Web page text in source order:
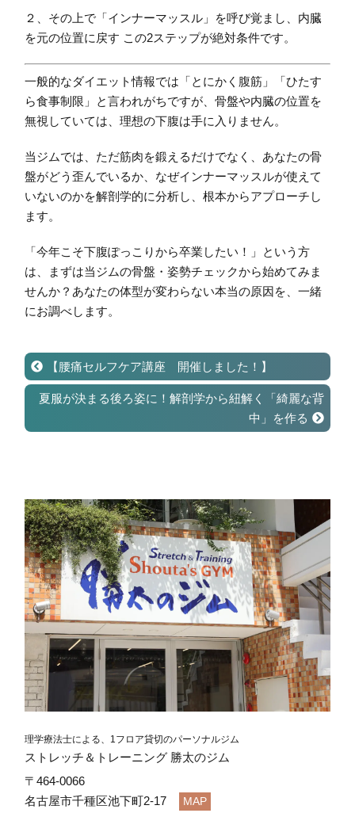
２、その上で「インナーマッスル」を呼び覚まし、内臓
を元の位置に戻す この2ステップが絶対条件です。
一般的なダイエット情報では「とにかく腹筋」「ひたす
ら食事制限」と言われがちですが、骨盤や内臓の位置を
無視していては、理想の下腹は手に入りません。
当ジムでは、ただ筋肉を鍛えるだけでなく、あなたの骨
盤がどう歪んでいるか、なぜインナーマッスルが使えて
いないのかを解剖学的に分析し、根本からアプローチし
ます。
「今年こそ下腹ぽっこりから卒業したい！」という方
は、まずは当ジムの骨盤・姿勢チェックから始めてみま
せんか？あなたの体型が変わらない本当の原因を、一緒
にお調べします。
【腰痛セルフケア講座 開催しました！】
夏服が決まる後ろ姿に！解剖学から紐解く「綺麗な背
中」を作る
理学療法士による、1フロア貸切のパーソナルジム
ストレッチ＆トレーニング 勝太のジム
〒464-0066
名古屋市千種区池下町2-17
MAP